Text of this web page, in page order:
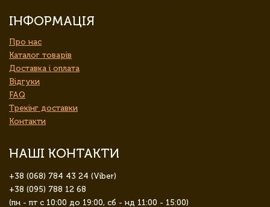
ІНФОРМАЦІЯ
Про нас
Каталог товарів
Доставка і оплата
Відгуки
FAQ
Трекінг доставки
Контакти
НАШІ КОНТАКТИ
+38 (068) 784 43 24 (Viber)
+38 (095) 788 12 68
(пн - пт с 10:00 до 19:00, сб - нд 11:00 - 15:00)